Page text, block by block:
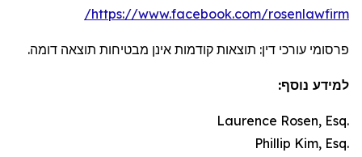
https://www.facebook.com/rosenlawfirm/
פרסומי עורכי דין: תוצאות קודמות אינן מבטיחות תוצאה דומה.
למידע נוסף:
Laurence Rosen, Esq.
Phillip Kim, Esq.